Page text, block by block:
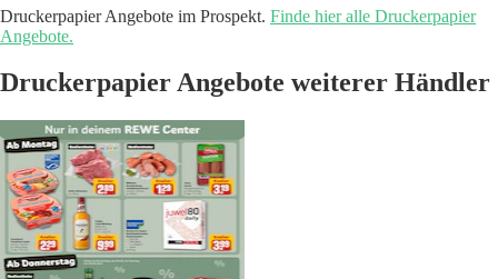
Druckerpapier Angebote im Prospekt. Finde hier alle Druckerpapier
Angebote.
Druckerpapier Angebote weiterer Händler